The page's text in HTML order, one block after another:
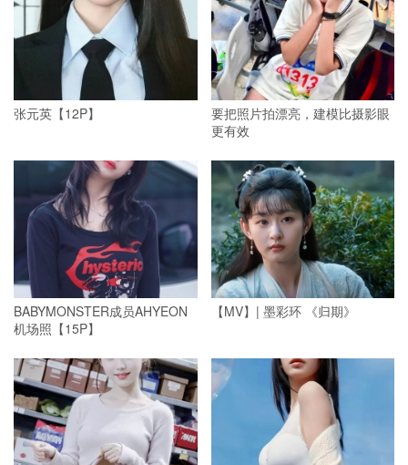
张元英【12P】
要把照片拍漂亮，建模比摄影眼
更有效
BABYMONSTER成员AHYEON
机场照【15P】
【MV】| 墨彩环 《归期》